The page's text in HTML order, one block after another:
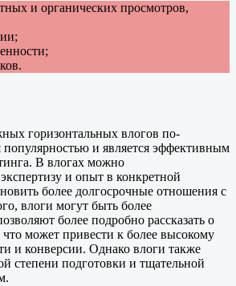
и органических просмотров,
горизонтальных влогов по-
популярностью и является эффективным
В влогах можно
и опыт в конкретной
более долгосрочные отношения с
влоги могут быть более
более подробно рассказать о
что может привести к более высокому
и конверсии. Однако влоги также
степени подготовки и тщательной